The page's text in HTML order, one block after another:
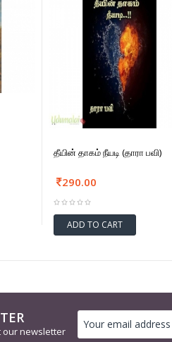
தீயின் தாகம் நீயடி (தாரா பவி)
290.00
ADD TO CART
our newsletter